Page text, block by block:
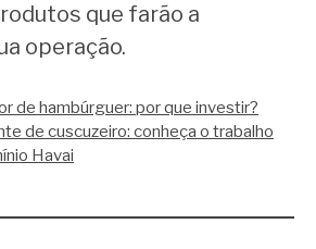
que farão a
operação.
de hambúrguer: por que investir?
de cuscuzeiro: conheça o trabalho
Havai